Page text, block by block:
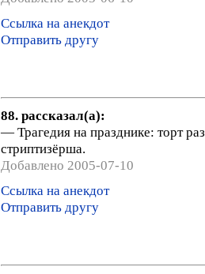
Ссылка на анекдот
Отправить другу
88. рассказал(а):
— Трагедия на празднике: торт
стриптизёрша.
Добавлено 2005-07-10
Ссылка на анекдот
Отправить другу